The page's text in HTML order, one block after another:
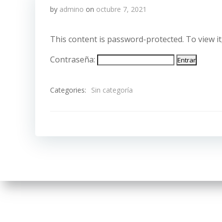
by admino on octubre 7, 2021
This content is password-protected. To view
Contraseña:
Categories: Sin categoría